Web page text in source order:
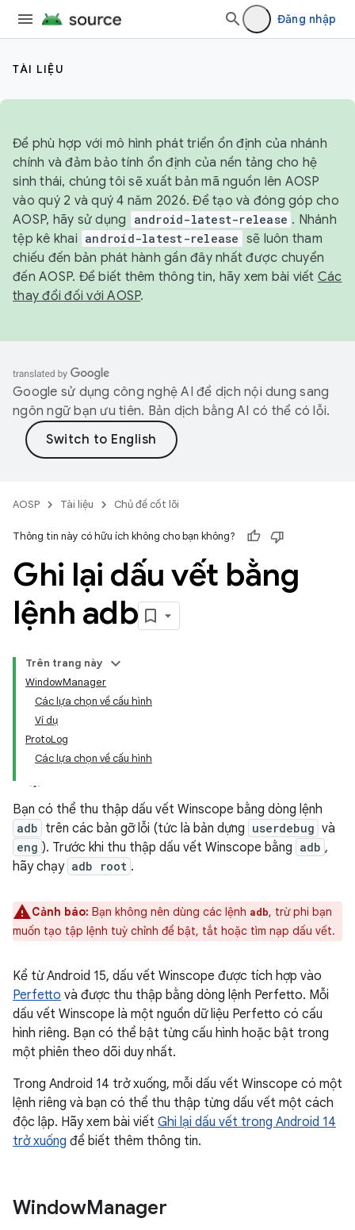
Đăng nhập
TÀI LIỆU
Để phù hợp với mô hình phát triển ổn định của nhánh
chính và đảm bảo tính ổn định của nền tảng cho hệ
sinh thái, chúng tôi sẽ xuất bản mã nguồn lên AOSP
vào quý 2 và quý 4 năm 2026. Để tạo và đóng góp cho
AOSP, hãy sử dụng
android-latest-release . Nhánh
tệp kê khai android-latest-release sẽ luôn tham
chiếu đến bản phát hành gần đây nhất được chuyển
đến AOSP. Để biết thêm thông tin, hãy xem bài viết Các
thay đổi đối với AOSP.
Google sử dụng công nghệ AI để dịch nội dung sang
ngôn ngữ bạn ưu tiên. Bản dịch bằng AI có thể có lỗi.
AOSP Tài liệu Chủ đề cốt lõi
Thông tin này có hữu ích không cho bạn không?
Ghi lại dấu vết bằng
lệnh adb
Trên trang này
WindowManager
Các lựa chọn về cấu hình
Ví dụ
ProtoLog
Các lựa chọn về cấu hình
Bạn có thể thu thập dấu vết Winscope bằng dòng lệnh
adb trên các bản gỡ lỗi (tức là bản dựng userdebug và
eng ). Trước khi thu thập dấu vết Winscope bằng adb ,
hãy chạy adb root .
Cảnh báo: Bạn không nên dùng các lệnh adb, trừ phi bạn
muốn tạo tập lệnh tuỳ chỉnh để bật, tắt hoặc tìm nạp dấu vết.
Kể từ Android 15, dấu vết Winscope được tích hợp vào
Perfetto và được thu thập bằng dòng lệnh Perfetto. Mỗi
dấu vết Winscope là một nguồn dữ liệu Perfetto có cấu
hình riêng. Bạn có thể bật từng cấu hình hoặc bật trong
một phiên theo dõi duy nhất.
Trong Android 14 trở xuống, mỗi dấu vết Winscope có một
lệnh riêng và bạn có thể thu thập từng dấu vết một cách
độc lập. Hãy xem bài viết Ghi lại dấu vết trong Android 14
trở xuống để biết thêm thông tin.
WindowManager